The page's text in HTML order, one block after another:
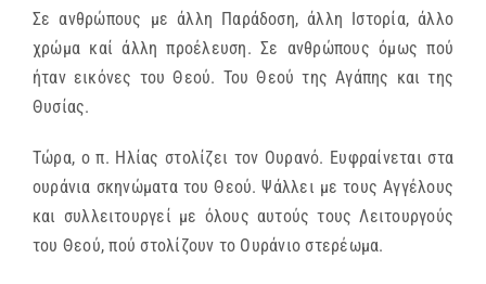
Σε ανθρώπους με άλλη Παράδοση, άλλη Ιστορία, άλλο
χρώμα καί άλλη προέλευση. Σε ανθρώπους όμως πού
ήταν εικόνες του Θεού. Του Θεού της Αγάπης και της
Θυσίας.
Τώρα, ο π. Ηλίας στολίζει τον Ουρανό. Ευφραίνεται στα
ουράνια σκηνώματα του Θεού. Ψάλλει με τους Αγγέλους
και συλλειτουργεί με όλους αυτούς τους Λειτουργούς
του Θεού, πού στολίζουν το Ουράνιο στερέωμα.